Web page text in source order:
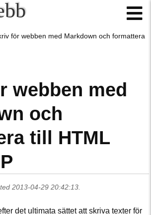
för webben med Markdown och formattera
webben med
och
till HTML
2013-04-29 20:42:13
det ultimata sättet att skriva texter för